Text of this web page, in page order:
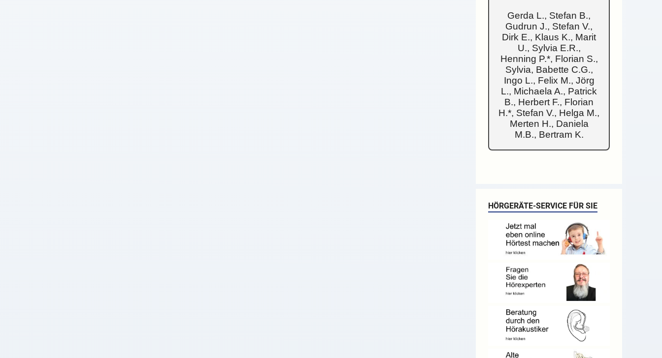
Gerda L., Stefan B.,
Gudrun J., Stefan V.,
Dirk E., Klaus K., Marit
U., Sylvia E.R.,
Henning P.*, Florian S.,
Sylvia, Babette C.G.,
Ingo L., Felix M., Jörg
L., Michaela A., Patrick
B., Herbert F., Florian
H.*, Stefan V., Helga M.,
Merten H., Daniela
M.B., Bertram K.
HÖRGERÄTE-SERVICE FÜR SIE